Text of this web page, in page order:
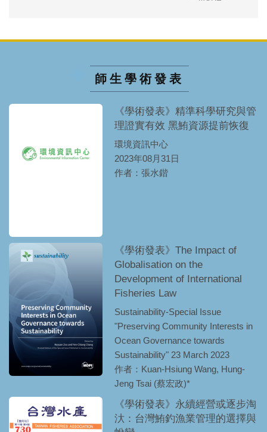
師生學術發表
《學術發表》精準科學研究與管
理證實有效 黑鮪資源提前恢復
環境資訊中心
2023年08月31日
作者：張水鍇
《學術發表》The Impact of
Globalisation on the
Development of International
Fisheries Law
Sustainability-Special Issue
"Preserving Community Interests in
Ocean Governance towards
Sustainability" 23 March 2023
作者：Kuan-Hsiung Wang, Hung-
Jeng Tsai (蔡宏政)*
《學術發表》永續經營或逐步淘
汏：台灣鮪釣漁業管理的選擇與